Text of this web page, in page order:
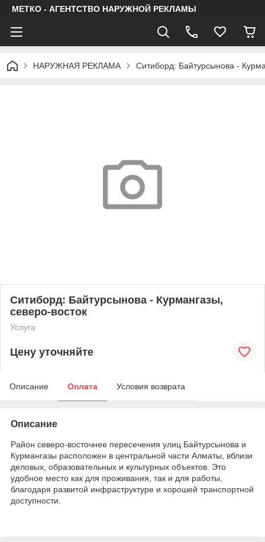
МЕТКО - АГЕНТСТВО НАРУЖНОЙ РЕКЛАМЫ
НАРУЖНАЯ РЕКЛАМА Ситиборд: Байтурсынова -
Ситиборд: Байтурсынова - Курмангазы,
северо-восток
Услуга
Цену уточняйте
Описание Оплата Условия возврата
Описание
Район северо-восточнее пересечения улиц Байтурсынова и
Курмангазы расположен в центральной части Алматы, вблизи
деловых, образовательных и культурных объектов. Это
удобное место как для проживания, так и для работы,
благодаря развитой инфраструктуре и хорошей транспортной
доступности.